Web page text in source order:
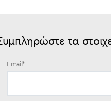
τα
Email *